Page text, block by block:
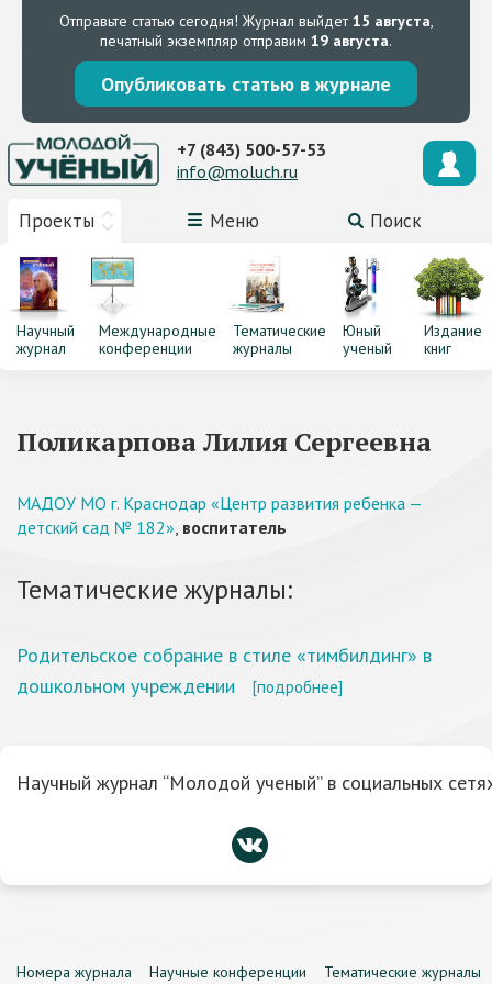
Отправьте статью сегодня! Журнал выйдет15 августа,
печатный экземпляр отправим 19 августа.
Опубликовать статью в журнале
Проекты Меню Поиск
+7 (843) 500-57-53
info@moluch.ru
Научный
журнал
Международные
конференции
Тематические
журналы
Юный
ученый
Издание
книг
Поликарпова Лилия Сергеевна
МАДОУ МО г. Краснодар «Центр развития ребенка —
детский сад № 182», воспитатель
Тематические журналы:
Родительское собрание в стиле «тимбилдинг» в
дошкольном учреждении
[подробнее]
Научный журнал “Молодой ученый” в социальных
Номера журнала Научные конференции Тематические журналы